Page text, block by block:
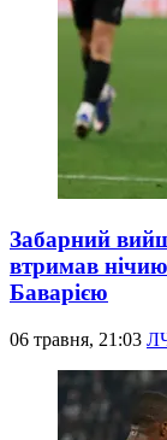
Забарний
втримав нічию
Баварією
06 травня, 21:03